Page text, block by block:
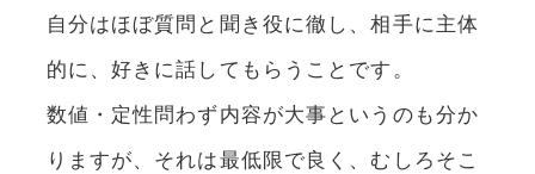
自分はほぼ質問と聞き役に徹し、相手に主体
的に、好きに話してもらうことです。
数値・定性問わず内容が大事というのも分か
りますが、それは最低限で良く、むしろそこ